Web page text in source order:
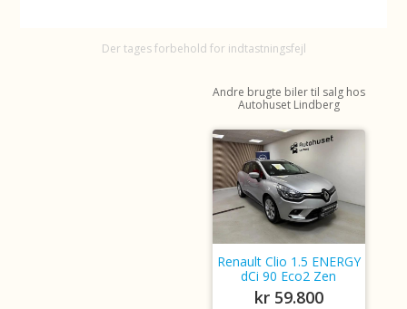
Der tages forbehold for indtastningsfejl
Andre brugte biler til salg hos
Autohuset Lindberg
Renault Clio 1.5 ENERGY
dCi 90 Eco2 Zen
kr 59.800